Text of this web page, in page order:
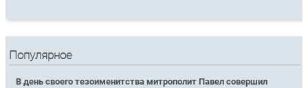
Популярное
В день своего тезоименитства митрополит Павел совершил